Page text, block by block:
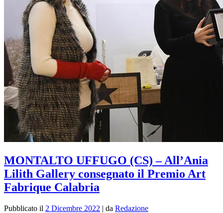
MONTALTO UFFUGO (CS) – All’Ania
Lilith Gallery consegnato il Premio Art
Fabrique Calabria
Pubblicato il 2 Dicembre 2022 | da Redazione